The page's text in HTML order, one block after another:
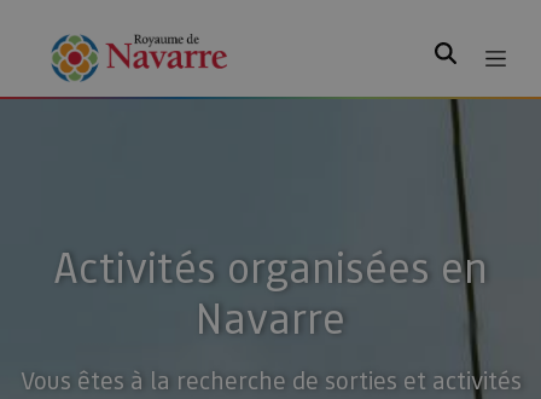
Rechercher
Activités organisées en
Navarre
Vous êtes à la recherche de sorties et activités